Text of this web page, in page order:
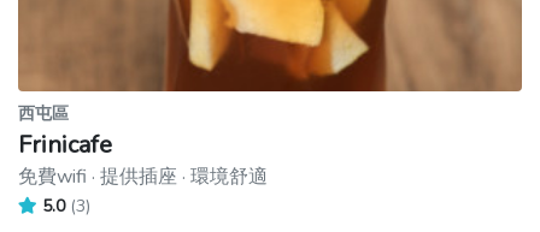
西屯區
Frinicafe
免費wifi · 提供插座 · 環境舒適
5.0 (3)